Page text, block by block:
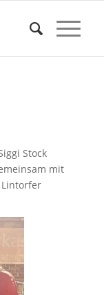
Stock
mit